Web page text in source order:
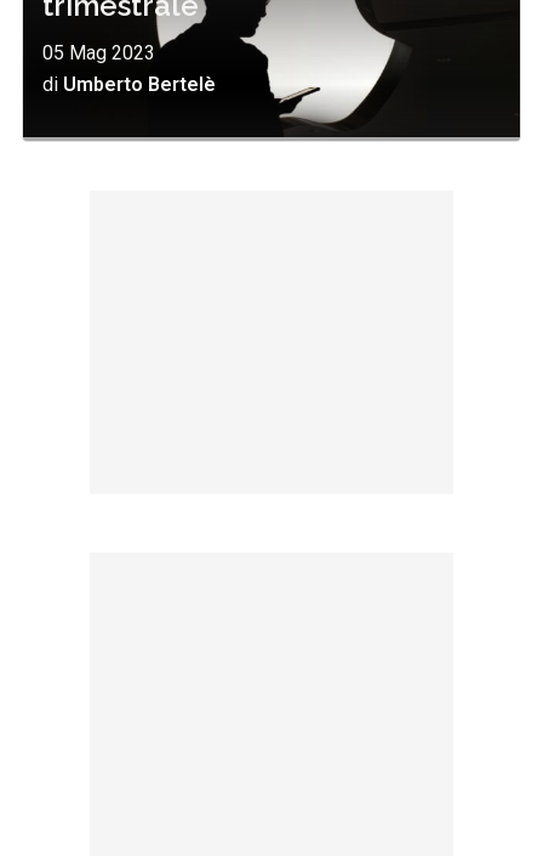
05 Mag 2023
di Umberto Bertelè